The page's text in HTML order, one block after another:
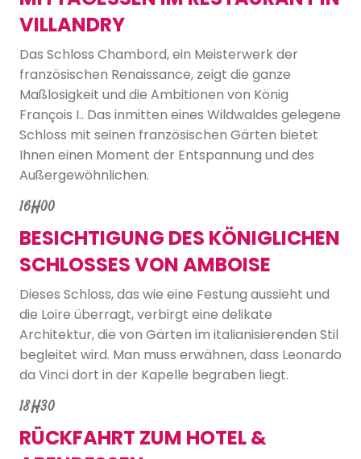
VILLANDRY
Das Schloss Chambord, ein Meisterwerk der
französischen Renaissance, zeigt die ganze
Maßlosigkeit und die Ambitionen von König
François I.. Das inmitten eines Wildwaldes gelegene
Schloss mit seinen französischen Gärten bietet
Ihnen einen Moment der Entspannung und des
Außergewöhnlichen.
16H00
BESICHTIGUNG DES KÖNIGLICHEN
SCHLOSSES VON AMBOISE
Dieses Schloss, das wie eine Festung aussieht und
die Loire überragt, verbirgt eine delikate
Architektur, die von Gärten im italianisierenden Stil
begleitet wird. Man muss erwähnen, dass Leonardo
da Vinci dort in der Kapelle begraben liegt.
18H30
RÜCKFAHRT ZUM HOTEL &